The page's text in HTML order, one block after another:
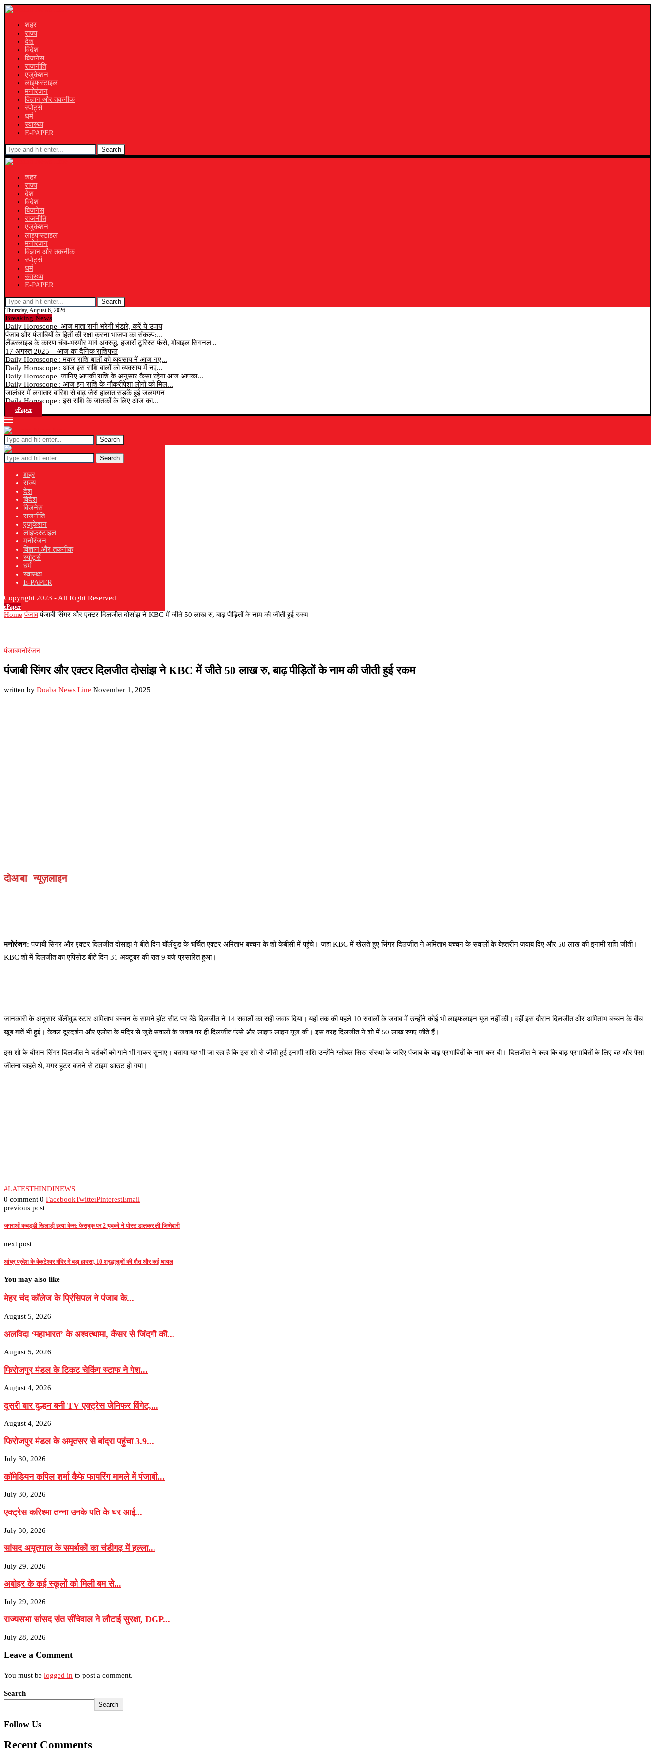
शहर
राज्य
देश
विदेश
बिजनेस
राजनीति
एजुकेशन
लाइफस्टाइल
मनोरंजन
विज्ञान और तकनीक
स्पोर्ट्स
धर्म
स्वास्थ्य
E-PAPER
Search
शहर
राज्य
देश
विदेश
बिजनेस
राजनीति
एजुकेशन
लाइफस्टाइल
मनोरंजन
विज्ञान और तकनीक
स्पोर्ट्स
धर्म
स्वास्थ्य
E-PAPER
Search
Thursday, August 6, 2026
Breaking News
Daily Horoscope: आज माता रानी भरेगी भंडारे, करें ये उपाय
पंजाब और पंजाबियों के हितों की रक्षा करना भाजपा का संकल्प:...
लैंडस्लाइड के कारण चंबा-भरमौर मार्ग अवरुद्ध, हजारों टूरिस्ट फंसे, मोबाइल सिगनल...
17 अगस्त 2025 – आज का दैनिक राशिफल
Daily Horoscope : मकर राशि बालों को व्यवसाय में आज नए...
Daily Horoscope : आज इस राशि बालों को व्यवसाय में नए...
Daily Horoscope: जानिए आपकी राशि के अनुसार कैसा रहेगा आज आपका...
Daily Horoscope : आज इन राशि के नौकरीपेशा लोगों को मिल...
जालंधर में लगातार बारिश से बाढ़ जैसे हालात,सड़कें हुई जलमगन
Daily Horoscope : इस राशि के जातकों के लिए आज का...
ePaper
Search
Search
शहर
राज्य
देश
विदेश
बिजनेस
राजनीति
एजुकेशन
लाइफस्टाइल
मनोरंजन
विज्ञान और तकनीक
स्पोर्ट्स
धर्म
स्वास्थ्य
E-PAPER
Copyright 2023 - All Right Reserved
ePaper
Home पंजाब पंजाबी सिंगर और एक्टर दिलजीत दोसांझ ने KBC में जीते 50 लाख रु, बाढ़ पीड़ितों के नाम की जीती हुई रकम
पंजाबमनोरंजन
पंजाबी सिंगर और एक्टर दिलजीत दोसांझ ने KBC में जीते 50 लाख रु, बाढ़ पीड़ितों के नाम की जीती हुई रकम
written by Doaba News Line November 1, 2025
दोआबा न्यूज़लाइन
मनोरंजन:पंजाबी सिंगर और एक्टर दिलजीत दोसांझ ने बीते दिन बॉलीवुड के चर्चित एक्टर अमिताभ बच्चन के शो केबीसी में पहुंचे। जहां KBC में खेलते हुए सिंगर दिलजीत ने अमिताभ बच्चन के सवालों के बेहतरीन जवाब दिए और 50 लाख की इनामी राशि जीती।
KBC शो में दिलजीत का एपिसोड बीते दिन 31 अक्टूबर की रात 9 बजे प्रसारित हुआ।
जानकारी के अनुसार बॉलीवुड स्टार अमिताभ बच्चन के सामने हॉट सीट पर बैठे दिलजीत ने 14 सवालों का सही जवाब दिया। यहां तक की पहले 10 सवालों के जवाब में उन्होंने कोई भी लाइफलाइन यूज नहीं की। वहीं इस दौरान दिलजीत और अमिताभ बच्चन के बीच
खूब बातें भी हुई। केवल दूरदर्शन और एलोरा के मंदिर से जुड़े सवालों के जवाब पर ही दिलजीत फंसे और लाइफ लाइन यूज की। इस तरह दिलजीत ने शो में 50 लाख रुपए जीते हैं।
इस शो के दौरान सिंगर दिलजीत ने दर्शकों को गाने भी गाकर सुनाए। बताया यह भी जा रहा है कि इस शो से जीती हुई इनामी राशि उन्होंने ग्लोबल सिख संस्था के जरिए पंजाब के बाढ़ प्रभावितों के नाम कर दी। दिलजीत ने कहा कि बाढ़ प्रभावितों के लिए वह और पैसा
जीतना चाहते थे, मगर हूटर बजने से टाइम आउट हो गया।
#LATESTHINDINEWS
0 comment 0 FacebookTwitterPinterestEmail
previous post
जगराओं कबड्डी खिलाड़ी हत्या केस: फेसबुक पर 2 युवकों ने पोस्ट डालकर ली जिम्मेदारी
next post
आंध्र प्रदेश के वेंकटेश्वर मंदिर में बड़ा हादसा, 10 श्रद्धालुओं की मौत और कई घायल
You may also like
मेहर चंद कॉलेज के प्रिंसिपल ने पंजाब के...
August 5, 2026
अलविदा ‘महाभारत’ के अश्वत्थामा, कैंसर से जिंदगी की...
August 5, 2026
फिरोजपुर मंडल के टिकट चेकिंग स्टाफ ने पेश...
August 4, 2026
दूसरी बार दुल्हन बनी TV एक्ट्रेस जेनिफर विंगेट,...
August 4, 2026
फिरोजपुर मंडल के अमृतसर से बांद्रा पहुंचा 3.9...
July 30, 2026
कॉमेडियन कपिल शर्मा कैफे फायरिंग मामले में पंजाबी...
July 30, 2026
एक्ट्रेस करिश्मा तन्ना उनके पति के घर आई...
July 30, 2026
सांसद अमृतपाल के समर्थकों का चंडीगढ़ में हल्ला...
July 29, 2026
अबोहर के कई स्कूलों को मिली बम से...
July 29, 2026
राज्यसभा सांसद संत सींचेवाल ने लौटाई सुरक्षा, DGP...
July 28, 2026
Leave a Comment
You must be logged in to post a comment.
Search
Search
Follow Us
Recent Comments